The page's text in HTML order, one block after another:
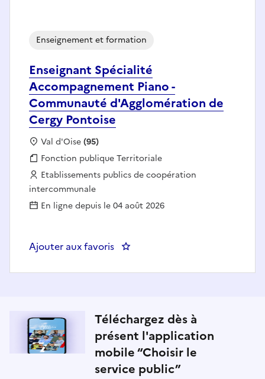
Enseignant Spécialité
Accompagnement Piano -
Communauté d'Agglomération de
Cergy Pontoise
Enseignement et formation
Localisation :
Val d'Oise(95)
Fonction publique :
Fonction publique Territoriale
Employeur :
Etablissements publics de coopération
intercommunale
En ligne depuis le 04 août 2026
Ajouter aux favoris : Enseignant Spécialité
Téléchargez dès à
présent l'application
mobile “Choisir le
service public”